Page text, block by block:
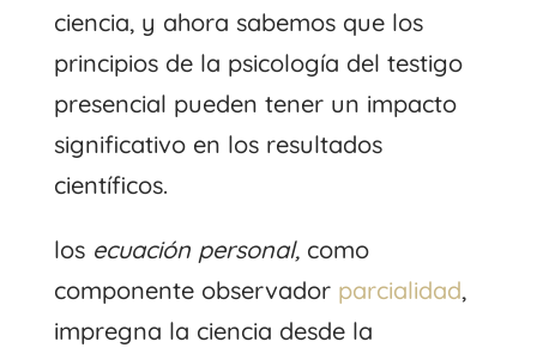
ciencia, y ahora sabemos que los
principios de la psicología del testigo
presencial pueden tener un impacto
significativo en los resultados
científicos.
los ecuación personal,como
componente observador parcialidad,
impregna la ciencia desde la